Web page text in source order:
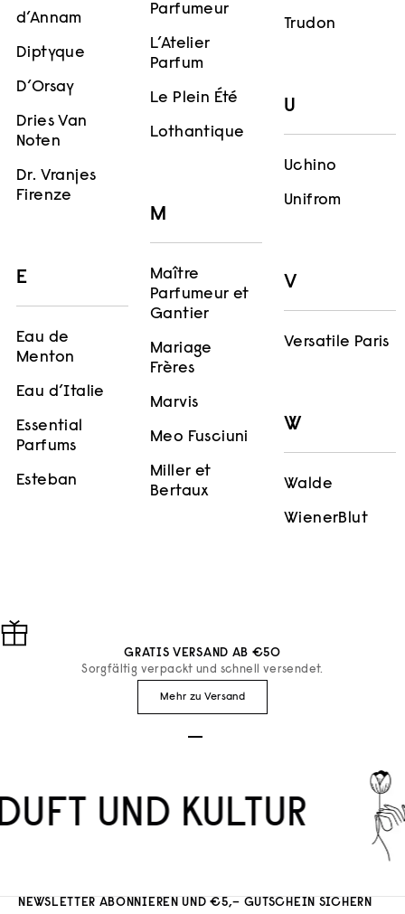
d’Annam
Diptyque
D’Orsay
Dries Van
Noten
Dr. Vranjes
Firenze
E
Eau de
Menton
Eau d’Italie
Essential
Parfums
Esteban
Parfumeur
L’Atelier
Parfum
Le Plein Été
Lothantique
M
Maître
Parfumeur et
Gantier
Mariage
Frères
Marvis
Meo Fusciuni
Miller et
Bertaux
Trudon
U
Uchino
Unifrom
V
Versatile Paris
W
Walde
WienerBlut
GRATIS VERSAND AB €50
Sorgfältig verpackt und schnell versendet.
Mehr zu Versand
UND KULTUR
NEWSLETTER ABONNIEREN UND €5,– GUTSCHEIN SICHERN